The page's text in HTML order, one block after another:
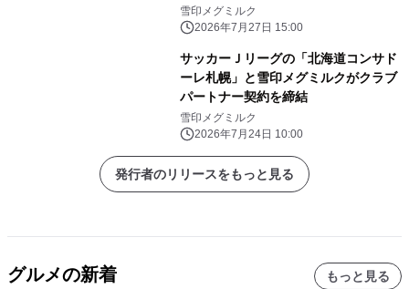
ン！ オープニングセレモニーを開催し
ました
雪印メグミルク
2026年7月27日 15:00
サッカーＪリーグの「北海道コンサド
ーレ札幌」と雪印メグミルクがクラブ
パートナー契約を締結
雪印メグミルク
2026年7月24日 10:00
発行者のリリースをもっと見る
グルメの新着 もっと見る